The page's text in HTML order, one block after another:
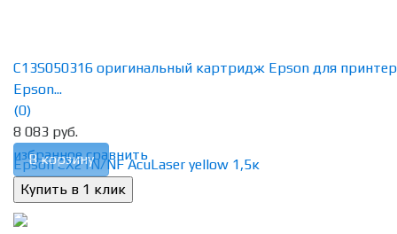
избранное сравнить
C13S050316 оригинальный картридж Epson для
Epson...
(0)
8 083 руб.
В корзину